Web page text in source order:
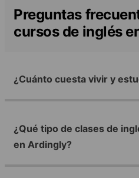
Preguntas
cursos de inglés
¿Cuánto cuesta vivir y
¿Qué tipo de clases de
en Ardingly?